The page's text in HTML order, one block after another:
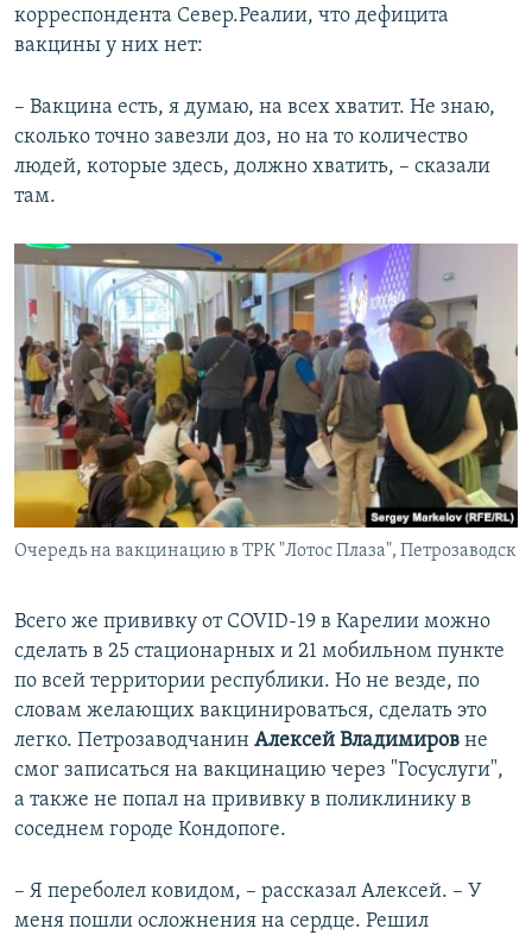
корреспондента Север.Реалии, что дефицита
вакцины у них нет:
– Вакцина есть, я думаю, на всех хватит. Не знаю,
сколько точно завезли доз, но на то количество
людей, которые здесь, должно хватить, – сказали
там.
Очередь на вакцинацию в ТРК "Лотос Плаза", Петрозаводск
Всего же прививку от COVID-19 в Карелии можно
сделать в 25 стационарных и 21 мобильном пункте
по всей территории республики. Но не везде, по
словам желающих вакцинироваться, сделать это
легко. Петрозаводчанин Алексей Владимиров не
смог записаться на вакцинацию через "Госуслуги",
а также не попал на прививку в поликлинику в
соседнем городе Кондопоге.
– Я переболел ковидом, – рассказал Алексей. – У
меня пошли осложнения на сердце. Решил